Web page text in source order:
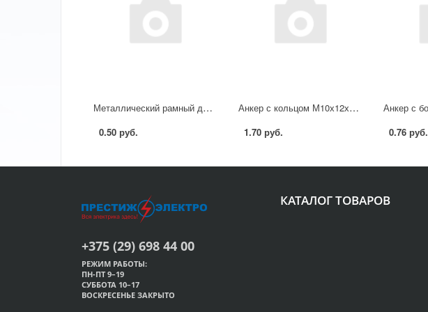
Металлический рамный дюбель MFA 10х152
0.50 руб.
Анкер с кольцом М10х12х100 мм STARFIX
1.70 руб. 0.76 руб.
КАТАЛОГ ТОВАРОВ
+375 (29) 698 44 00
РЕЖИМ РАБОТЫ:
ПН-ПТ 9–19
СУББОТА 10–17
ВОСКРЕСЕНЬЕ ЗАКРЫТО